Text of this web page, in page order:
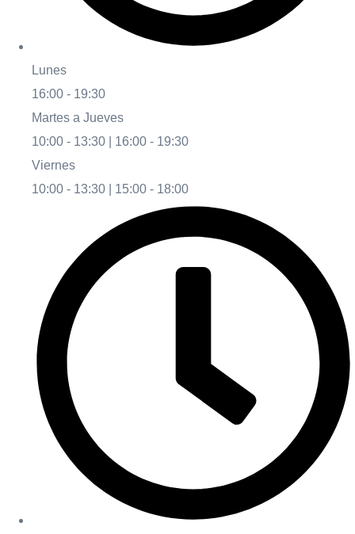
Lunes
16:00 - 19:30
Martes a Jueves
10:00 - 13:30 | 16:00 - 19:30
Viernes
10:00 - 13:30 | 15:00 - 18:00